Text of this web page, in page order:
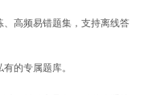
高频易错题集，支持离线答
的专属题库。